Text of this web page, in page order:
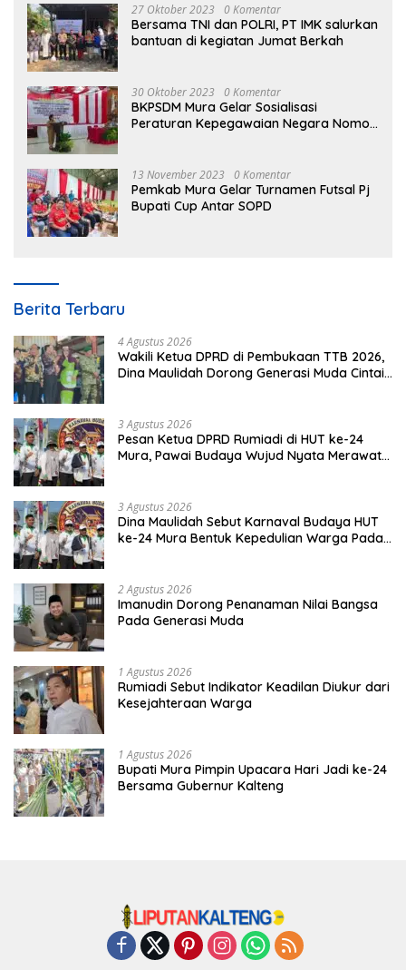
27 Oktober 2023 0 Komentar
Bersama TNI dan POLRI, PT IMK salurkan
bantuan di kegiatan Jumat Berkah
30 Oktober 2023 0 Komentar
BKPSDM Mura Gelar Sosialisasi
Peraturan Kepegawaian Negara Nomor
13 November 2023 0 Komentar
Pemkab Mura Gelar Turnamen Futsal Pj
Bupati Cup Antar SOPD
Berita Terbaru
4 Agustus 2026
Wakili Ketua DPRD di Pembukaan TTB 2026,
Dina Maulidah Dorong Generasi Muda Cintai
3 Agustus 2026
Pesan Ketua DPRD Rumiadi di HUT ke-24
Mura, Pawai Budaya Wujud Nyata Merawat
3 Agustus 2026
Dina Maulidah Sebut Karnaval Budaya HUT
ke-24 Mura Bentuk Kepedulian Warga Pada
2 Agustus 2026
Imanudin Dorong Penanaman Nilai Bangsa
Pada Generasi Muda
1 Agustus 2026
Rumiadi Sebut Indikator Keadilan Diukur dari
Kesejahteraan Warga
1 Agustus 2026
Bupati Mura Pimpin Upacara Hari Jadi ke-24
Bersama Gubernur Kalteng